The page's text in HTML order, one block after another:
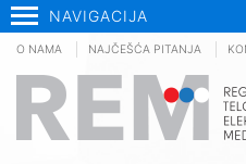
NAVIGACIJA
O NAMA NAJČEŠĆA PITANJA